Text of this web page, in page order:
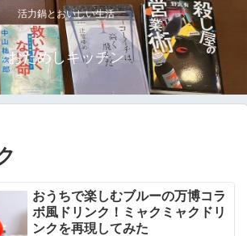
活力鍋とおいしい生活
おためしキッチン
おうちで楽しむブルーの万博コラ
ボ風ドリンク！ミャクミャクドリ
ンクを再現してみた